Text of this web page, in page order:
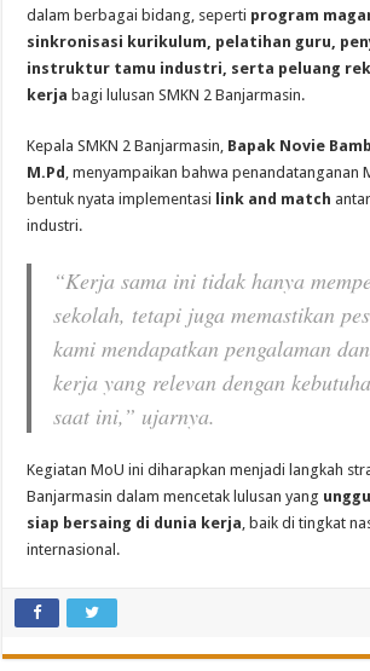
dalam berbagai bidang, seperti program
sinkronisasi kurikulum, pelatihan guru,
instruktur tamu industri, serta peluang
kerja bagi lulusan SMKN 2 Banjarmasin.
Kepala SMKN 2 Banjarmasin, Bapak Novie
M.Pd , menyampaikan bahwa penandatanganan
bentuk nyata implementasi link and match
industri.
“Kerja sama ini tidak hanya
sekolah, tetapi juga memastikan
kami mendapatkan pengalaman
kerja yang relevan dengan
saat ini,” ujarnya.
Kegiatan MoU ini diharapkan menjadi langkah
Banjarmasin dalam mencetak lulusan yang
siap bersaing di dunia kerja, baik di tingkat
internasional.